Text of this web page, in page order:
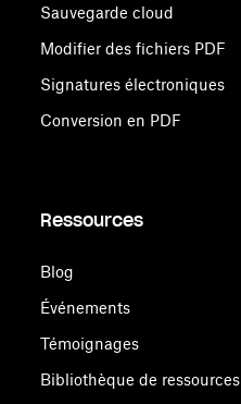
Sauvegarde cloud
Modifier des fichiers PDF
Signatures électroniques
Conversion en PDF
Ressources
Blog
Événements
Témoignages
Bibliothèque de ressources